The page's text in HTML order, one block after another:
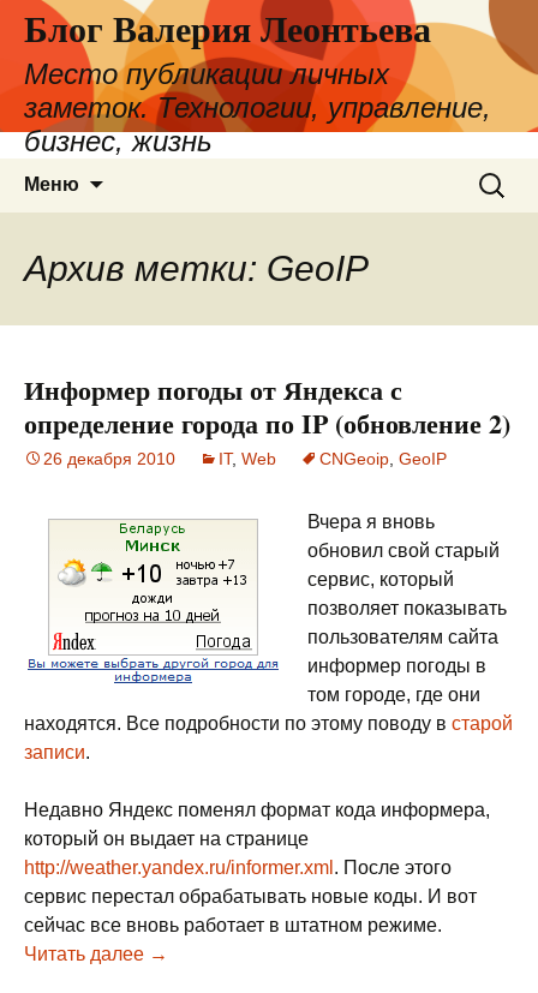
Блог Валерия Леонтьева
Место публикации личных
заметок. Технологии, управление,
бизнес, жизнь
Меню
Найти:
Архив метки: GeoIP
Информер погоды от Яндекса с
определение города по IP (обновление 2)
26 декабря 2010 IT, Web CNGeoip GeoIP
Вчера я вновь
обновил свой старый
сервис, который
позволяет показывать
пользователям сайта
информер погоды в
том городе, где они
находятся. Все подробности по этому поводу в старой
записи.
Недавно Яндекс поменял формат кода информера,
который он выдает на странице
http://weather.yandex.ru/informer.xml . После этого
сервис перестал обрабатывать новые коды. И вот
сейчас все вновь работает в штатном режиме.
Читать далее Информер погоды от Яндекса с
→